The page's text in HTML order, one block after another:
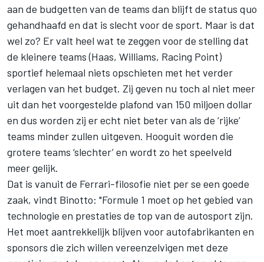
aan de budgetten van de teams dan blijft de status quo
gehandhaafd en dat is slecht voor de sport. Maar is dat
wel zo? Er valt heel wat te zeggen voor de stelling dat
de kleinere teams (Haas, Williams, Racing Point)
sportief helemaal niets opschieten met het verder
verlagen van het budget. Zij geven nu toch al niet meer
uit dan het voorgestelde plafond van 150 miljoen dollar
en dus worden zij er echt niet beter van als de ‘rijke’
teams minder zullen uitgeven. Hooguit worden die
grotere teams ‘slechter’ en wordt zo het speelveld
meer gelijk.
Dat is vanuit de Ferrari-filosofie niet per se een goede
zaak, vindt Binotto: "Formule 1 moet op het gebied van
technologie en prestaties de top van de autosport zijn.
Het moet aantrekkelijk blijven voor autofabrikanten en
sponsors die zich willen vereenzelvigen met deze